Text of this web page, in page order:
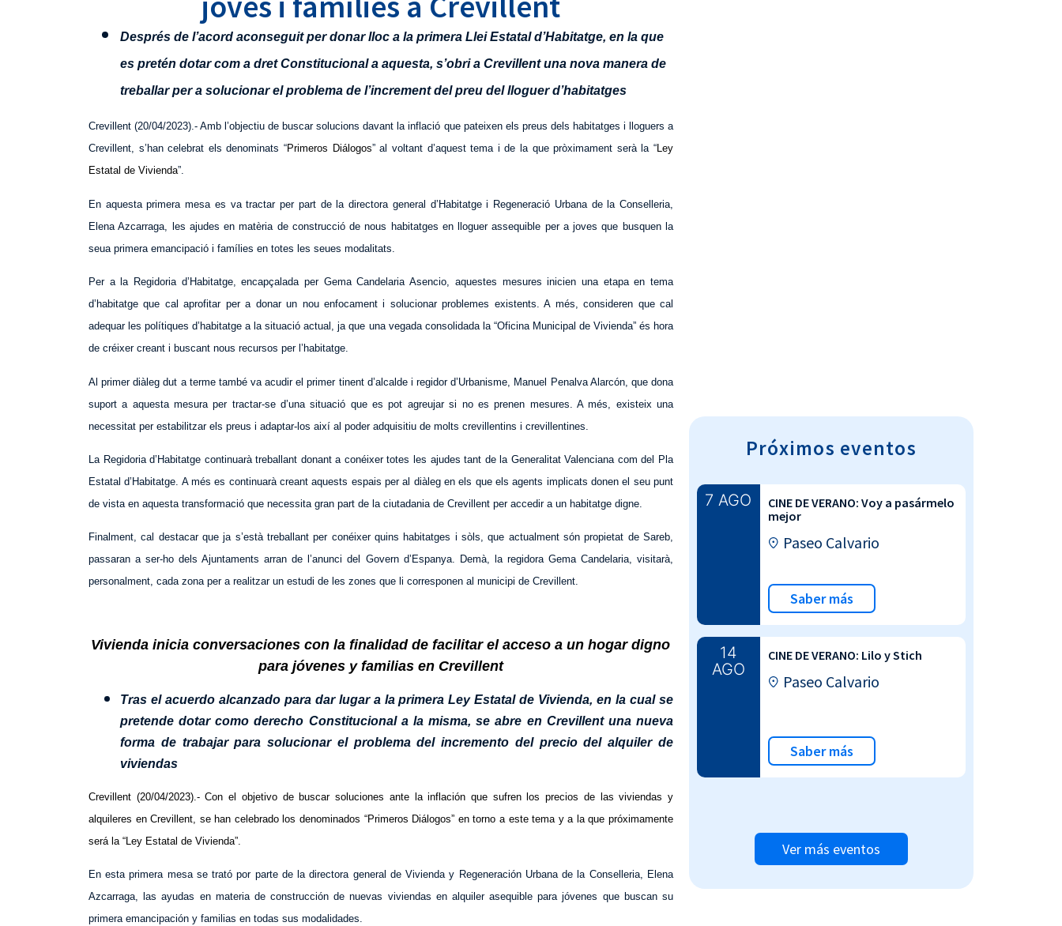
Després de l’acord aconseguit per donar lloc a la primera Llei Estatal d’Habitatge, en la que
es pretén dotar com a dret Constitucional a aquesta, s’obri a Crevillent una nova manera de
treballar per a solucionar el problema de l’increment del preu del lloguer d’habitatges
Crevillent (20/04/2023).- Amb l’objectiu de buscar solucions davant la inflació que pateixen els preus dels habitatges i lloguers a
Crevillent, s’han celebrat els denominats “Primeros Diálogos” al voltant d’aquest tema i de la que pròximament serà la “Ley
Estatal de Vivienda”.
En aquesta primera mesa es va tractar per part de la directora general d’Habitatge i Regeneració Urbana de la Conselleria,
Elena Azcarraga, les ajudes en matèria de construcció de nous habitatges en lloguer assequible per a joves que busquen la
seua primera emancipació i famílies en totes les seues modalitats.
Per a la Regidoria d’Habitatge, encapçalada per Gema Candelaria Asencio, aquestes mesures inicien una etapa en tema
d’habitatge que cal aprofitar per a donar un nou enfocament i solucionar problemes existents. A més, consideren que cal
adequar les polítiques d’habitatge a la situació actual, ja que una vegada consolidada la “Oficina Municipal de Vivienda” és hora
de créixer creant i buscant nous recursos per l’habitatge.
Al primer diàleg dut a terme també va acudir el primer tinent d’alcalde i regidor d’Urbanisme, Manuel Penalva Alarcón, que dona
suport a aquesta mesura per tractar-se d’una situació que es pot agreujar si no es prenen mesures. A més, existeix una
necessitat per estabilitzar els preus i adaptar-los així al poder adquisitiu de molts crevillentins i crevillentines.
La Regidoria d’Habitatge continuarà treballant donant a conéixer totes les ajudes tant de la Generalitat Valenciana com del Pla
Estatal d’Habitatge. A més es continuarà creant aquests espais per al diàleg en els que els agents implicats donen el seu punt
de vista en aquesta transformació que necessita gran part de la ciutadania de Crevillent per accedir a un habitatge digne.
Finalment, cal destacar que ja s’està treballant per conéixer quins habitatges i sòls, que actualment són propietat de Sareb,
passaran a ser-ho dels Ajuntaments arran de l’anunci del Govern d’Espanya. Demà, la regidora Gema Candelaria, visitarà,
personalment, cada zona per a realitzar un estudi de les zones que li corresponen al municipi de Crevillent.
Vivienda inicia conversaciones con la finalidad de facilitar el acceso a un hogar digno
para jóvenes y familias en Crevillent
Tras el acuerdo alcanzado para dar lugar a la primera Ley Estatal de Vivienda, en la cual se
pretende dotar como derecho Constitucional a la misma, se abre en Crevillent una nueva
forma de trabajar para solucionar el problema del incremento del precio del alquiler de
viviendas
Crevillent (20/04/2023).-Con el objetivo de buscar soluciones ante la inflación que sufren los precios de las viviendas y
alquileres en Crevillent, se han celebrado los denominados “Primeros Diálogos” en torno a este tema y a la que próximamente
será la “Ley Estatal de Vivienda”.
En esta primera mesa se trató por parte de la directora general de Vivienda y Regeneración Urbana de la Conselleria, Elena
Azcarraga, las ayudas en materia de construcción de nuevas viviendas en alquiler asequible para jóvenes que buscan su
primera emancipación y familias en todas sus modalidades.
Próximos eventos
7 AGO
CINE DE VERANO: Voy a pasármelo
mejor
Paseo Calvario
Saber más
14
AGO
CINE DE VERANO: Lilo y Stich
Paseo Calvario
Saber más
Ver más eventos